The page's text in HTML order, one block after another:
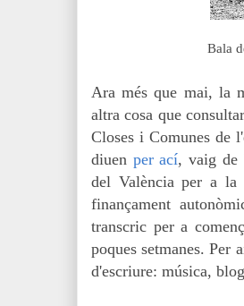
Bala
Ara més que mai, la
altra cosa que
Closes i Comunes de
diuen per ací, vaig de
del València per a la
finançament
transcric per a
poques setmanes. Per
d'escriure: música,